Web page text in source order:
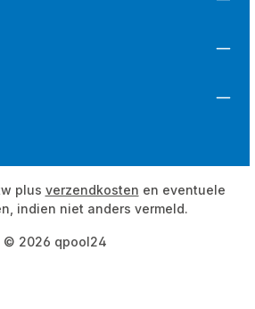
© 2026 qpool24
plus verzendkosten en eventuele
indien niet anders vermeld.